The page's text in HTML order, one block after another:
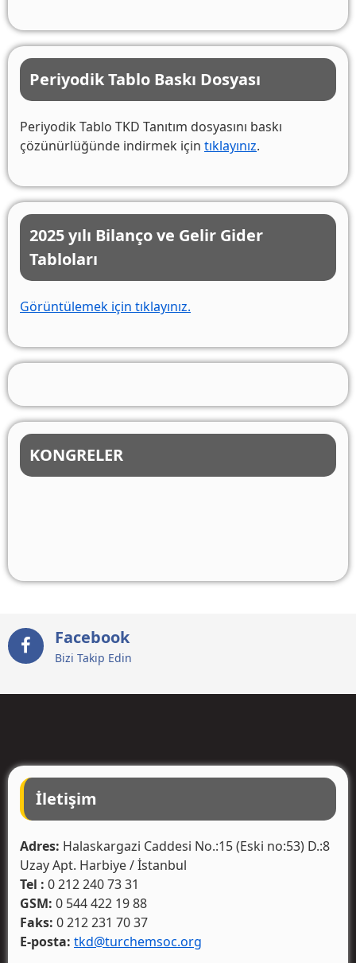
Periyodik Tablo Baskı Dosyası
Periyodik Tablo TKD Tanıtım dosyasını baskı
çözünürlüğünde indirmek için tıklayınız.
2025 yılı Bilanço ve Gelir Gider
Tabloları
Görüntülemek için tıklayınız.
KONGRELER
Facebook
Bizi Takip Edin
İletişim
Adres: Halaskargazi Caddesi No.:15 (Eski no:53) D.:8
Uzay Apt. Harbiye / İstanbul
Tel : 0 212 240 73 31
GSM: 0 544 422 19 88
Faks: 0 212 231 70 37
E-posta: tkd@turchemsoc.org